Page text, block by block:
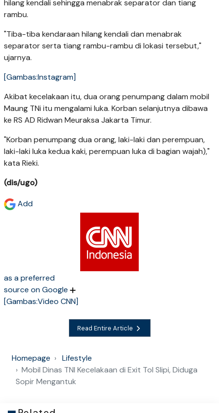
hilang kendali sehingga menabrak separator dan tiang
rambu.
"Tiba-tiba kendaraan hilang kendali dan menabrak
separator serta tiang rambu-rambu di lokasi tersebut,"
ujarnya.
[Gambas:Instagram]
Akibat kecelakaan itu, dua orang penumpang dalam mobil
Maung TNi itu mengalami luka. Korban selanjutnya dibawa
ke RS AD Ridwan Meuraksa Jakarta Timur.
"Korban penumpang dua orang, laki-laki dan perempuan,
laki-laki luka kedua kaki, perempuan luka di bagian wajah),"
kata Rieki.
(dis/ugo)
Add
as a preferred
source on Google
[Gambas:Video CNN]
Read Entire Article
Homepage
Lifestyle
Mobil Dinas TNI Kecelakaan di Exit Tol Slipi, Diduga
Sopir Mengantuk